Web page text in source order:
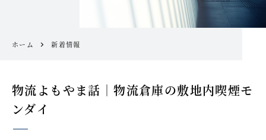
ホーム 新着情報
物流よもやま話｜物流倉庫の敷地内喫煙モ
ンダイ